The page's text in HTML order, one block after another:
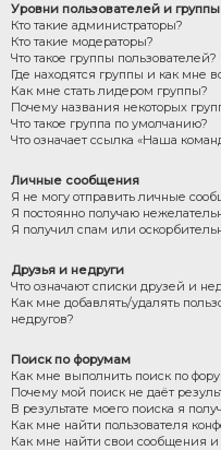
Уровни пользователей и группы
Кто такие администраторы?
Кто такие модераторы?
Что такое группы пользователей?
Где находятся группы и как мне
Как мне стать лидером группы?
Почему названия некоторых
Что такое группа по умолчанию?
Что означает ссылка «Наша
Личные сообщения
Я не могу отправить личные
Я постоянно получаю
Я получил спам или
Друзья и недруги
Что означают списки друзей и
Как мне добавлять/удалять
недругов?
Поиск по форумам
Как мне выполнить поиск по
Почему мой поиск не даёт
В результате моего поиска я
Как мне найти пользователя
Как мне найти свои сообщения